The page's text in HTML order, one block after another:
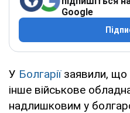
Google
У Болгарії заявили, що
інше військове
надлишковим у